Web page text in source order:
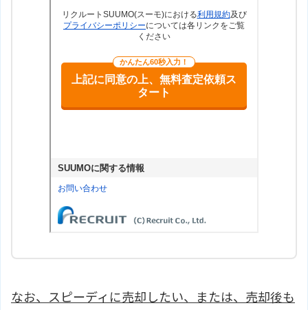
なお、スピーディに売却したい、または、売却後も